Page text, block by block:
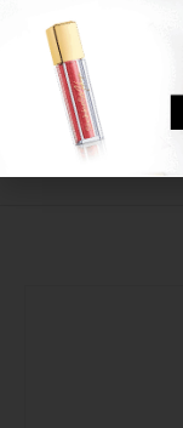
שילוב מושלם בין
הוא מדגיש את היופי